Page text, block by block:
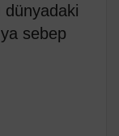
dünyadaki
sebep